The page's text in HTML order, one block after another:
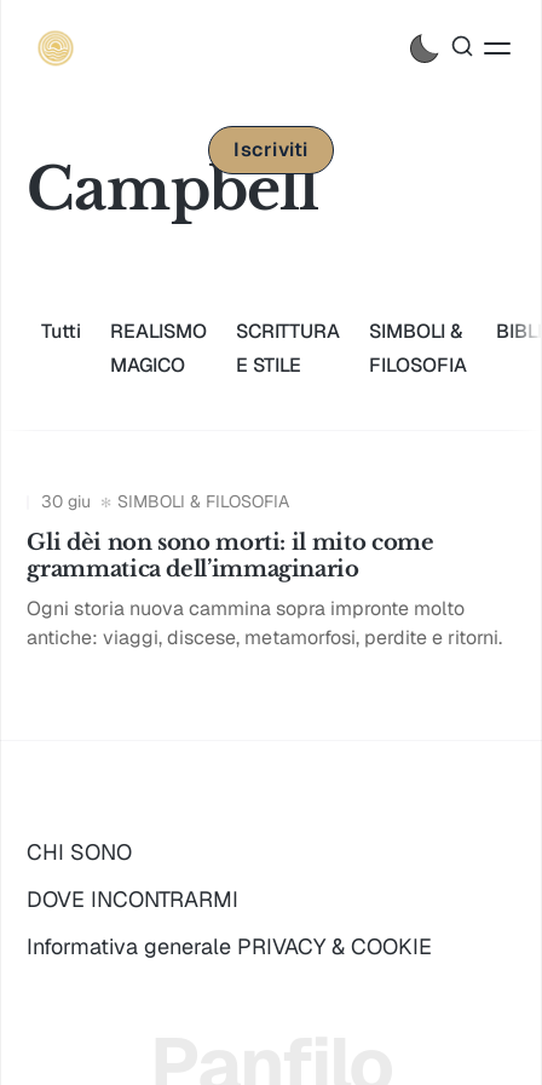
Iscriviti
Campbell
Tutti
REALISMO
MAGICO
SCRITTURA
E STILE
SIMBOLI &
FILOSOFIA
30 giu SIMBOLI & FILOSOFIA
Gli dèi non sono morti: il mito come
grammatica dell’immaginario
Ogni storia nuova cammina sopra impronte molto
antiche: viaggi, discese, metamorfosi, perdite e ritorni.
CHI SONO
DOVE INCONTRARMI
Informativa generale PRIVACY & COOKIE